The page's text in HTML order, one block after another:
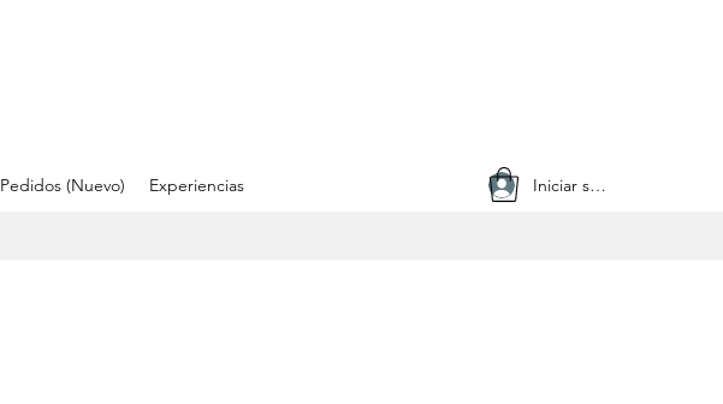
Pedidos (Nuevo) Experiencias Iniciar sesión